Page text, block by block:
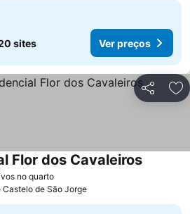
sites Ver preços
Partilhar
no quarto
Flor dos Cavaleiros
Castelo de São Jorge